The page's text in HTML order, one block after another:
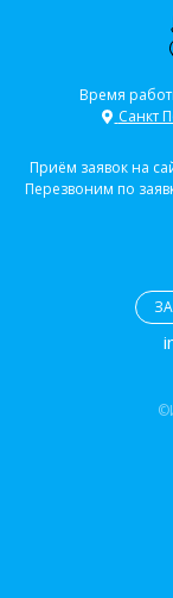
Время
Санкт
Приём заявок на
Перезвоним по